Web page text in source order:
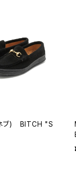
ブ) BITCH "S